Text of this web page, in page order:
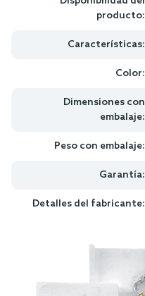
producto:
Características:
Color:
Dimensiones con
embalaje:
Peso con embalaje:
Garantía:
Detalles del fabricante: